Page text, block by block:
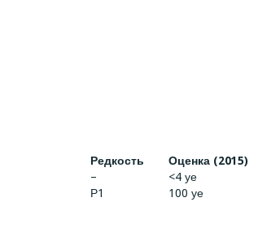
Редкость
Оценка (2015)
–
<4 уе
Р1 100 уе